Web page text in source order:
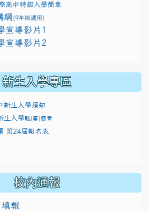
高中特招入學簡章
綱 (9年級適用)
presentation/d/
宣導影片1
presentation/d/
宣導影片2
新生入學專區
新生入學須知
生入學甄(審)簡章
第24屆報名表
校內通報
報